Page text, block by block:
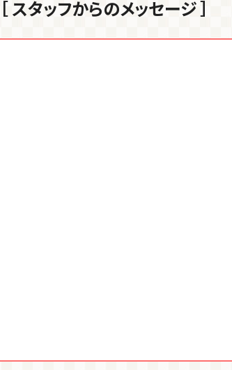
［ スタッフからのメッセージ ］